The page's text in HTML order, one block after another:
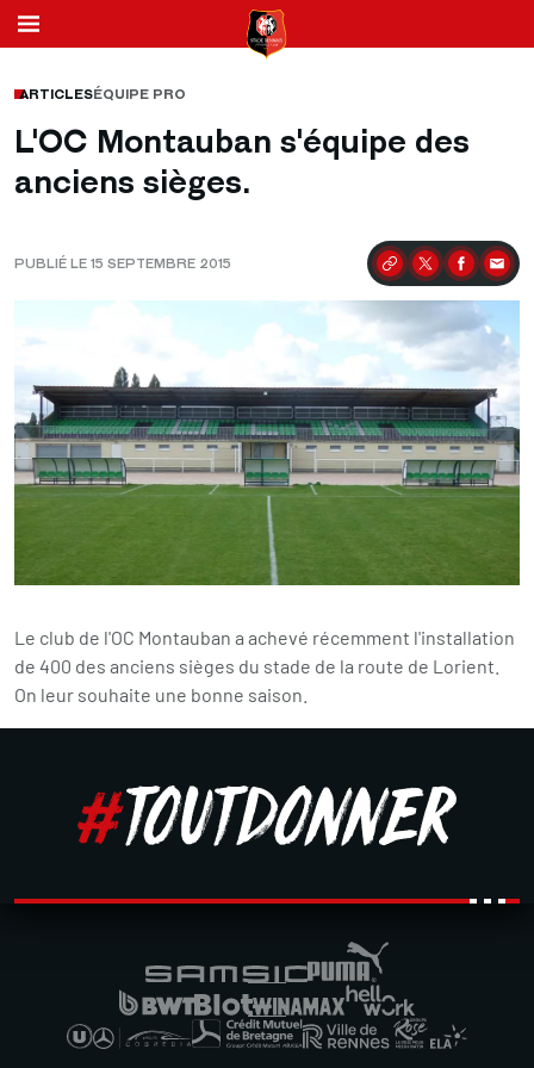
ARTICLESÉQUIPE PRO
L'OC Montauban s'équipe des
anciens sièges.
PUBLIÉ LE 15 SEPTEMBRE 2015 Partager
Le club de l'OC Montauban a achevé récemment l'installation
de 400 des anciens sièges du stade de la route de Lorient.
On leur souhaite une bonne saison.